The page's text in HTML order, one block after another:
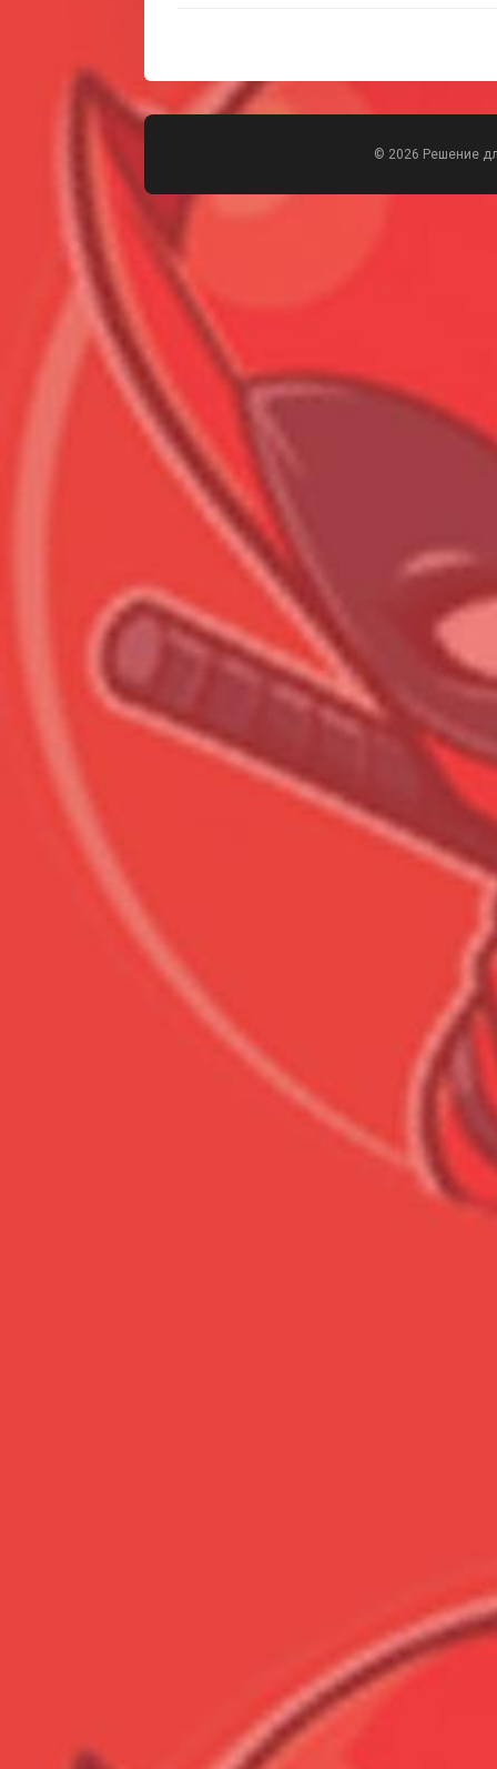
© 2026 Решение
Всего позиций в корзине
Всего товара в корзине
Сумма к оплате (без